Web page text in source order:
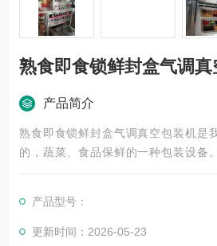
熟食即食锁鲜封盒气调
产品简介
熟食即食锁鲜封盒气调真空包装机是
的，蔬菜、食品保鲜的一种包装设备
序，能保食品原有新鲜和口味，保证了
产品型号：
更新时间：2026-05-23